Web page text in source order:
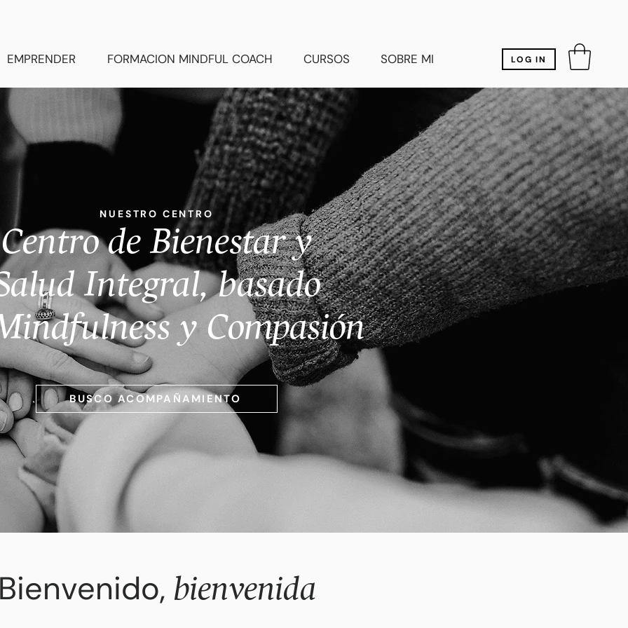
EMPRENDER FORMACION MINDFUL COACH CURSOS SOBRE MI LOG IN
NUESTRO CENTRO
Centro de Bienestar y
Integral, basado
y Compasión
BUSCO ACOMPAÑAMIENTO
bienvenida